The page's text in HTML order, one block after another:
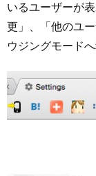
いるユーザーが
更」、「他のユ
ウジングモード